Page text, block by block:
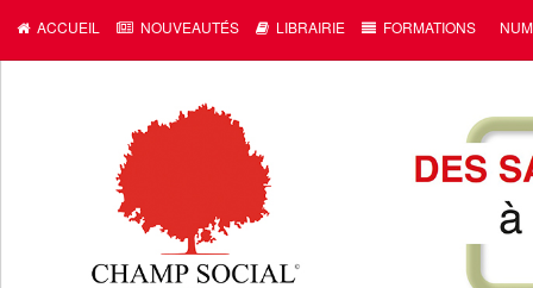
ACCUEIL NOUVEAUTÉS LIBRAIRIE FORMATIONS